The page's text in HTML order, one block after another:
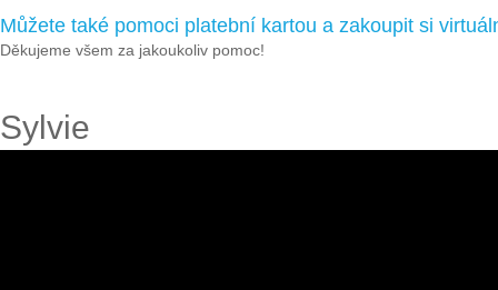
Můžete také pomoci platební kartou a zakoupit si
Děkujeme všem za jakoukoliv pomoc!
Sylvie